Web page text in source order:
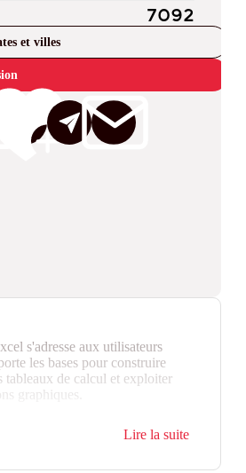
7092
et villes
s'adresse aux utilisateurs
les bases pour construire
tableaux de calcul et exploiter
graphiques.
Lire la suite